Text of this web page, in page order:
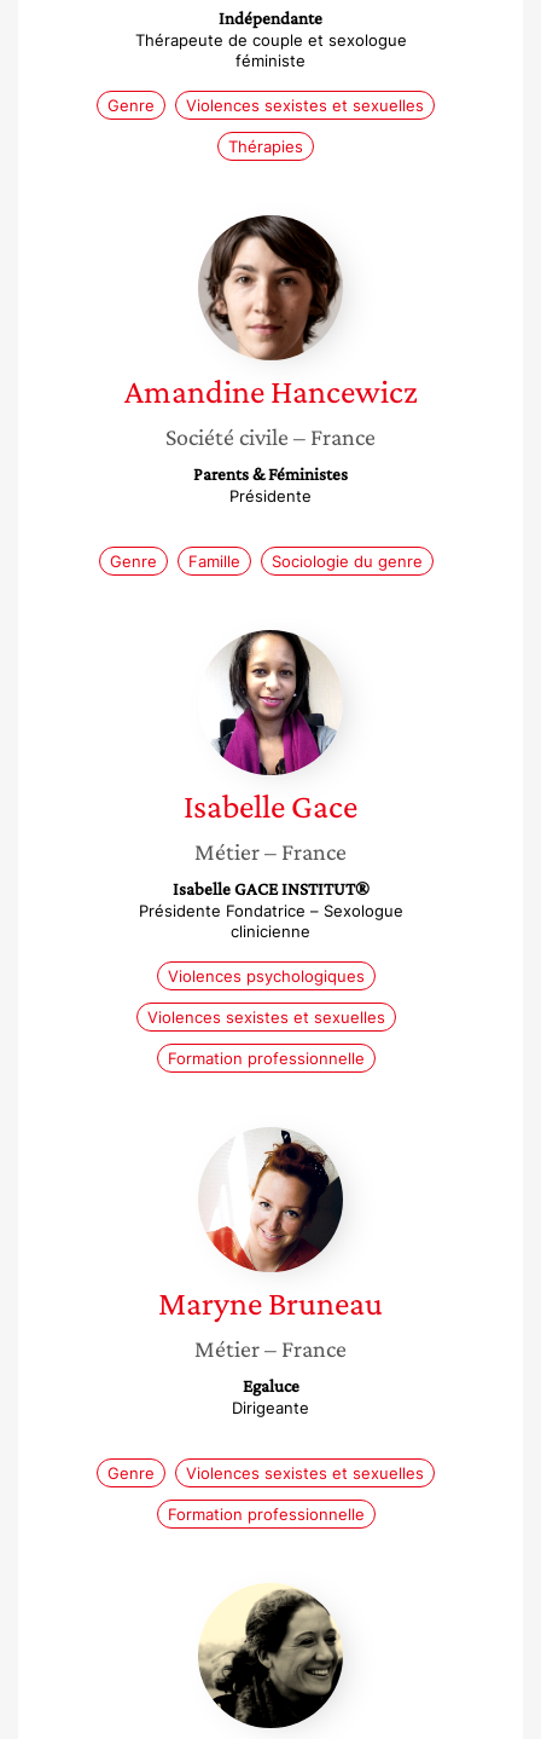
Indépendante
Thérapeute de couple et sexologue
féministe
Genre Violences sexistes et sexuelles
Thérapies
Amandine
Hancewicz
Amandine Hancewicz
Société civile – France
Parents & Féministes
Présidente
Genre Famille Sociologie du genre
Isabelle
Gace
IsabelleGace
Métier– France
Isabelle GACE INSTITUT®
Présidente Fondatrice – Sexologue
clinicienne
Violences psychologiques
Violences sexistes et sexuelles
Formation professionnelle
Maryne
Bruneau
MaryneBruneau
Métier– France
Egaluce
Dirigeante
Genre Violences sexistes et sexuelles
Formation professionnelle
Maelle
Challan
Belval